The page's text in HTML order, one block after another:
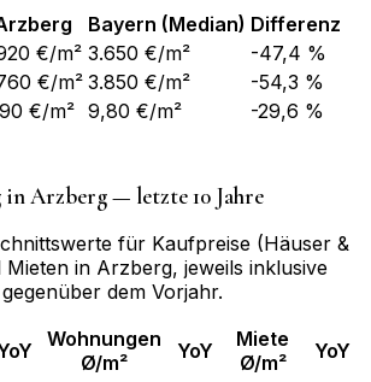
Bayern (Median) Differenz
€/m² 3.650 €/m²
-47,4 %
€/m²3.850 €/m²
-54,3 %
€/m² 9,80 €/m² -29,6 %
inArzberg— letzte 10 Jahre
für Kaufpreise (Häuser &
Mieten in Arzberg, jeweils inklusive
dem Vorjahr.
Wohnungen
Ø/m²
YoY
Miete
Ø/m²
YoY